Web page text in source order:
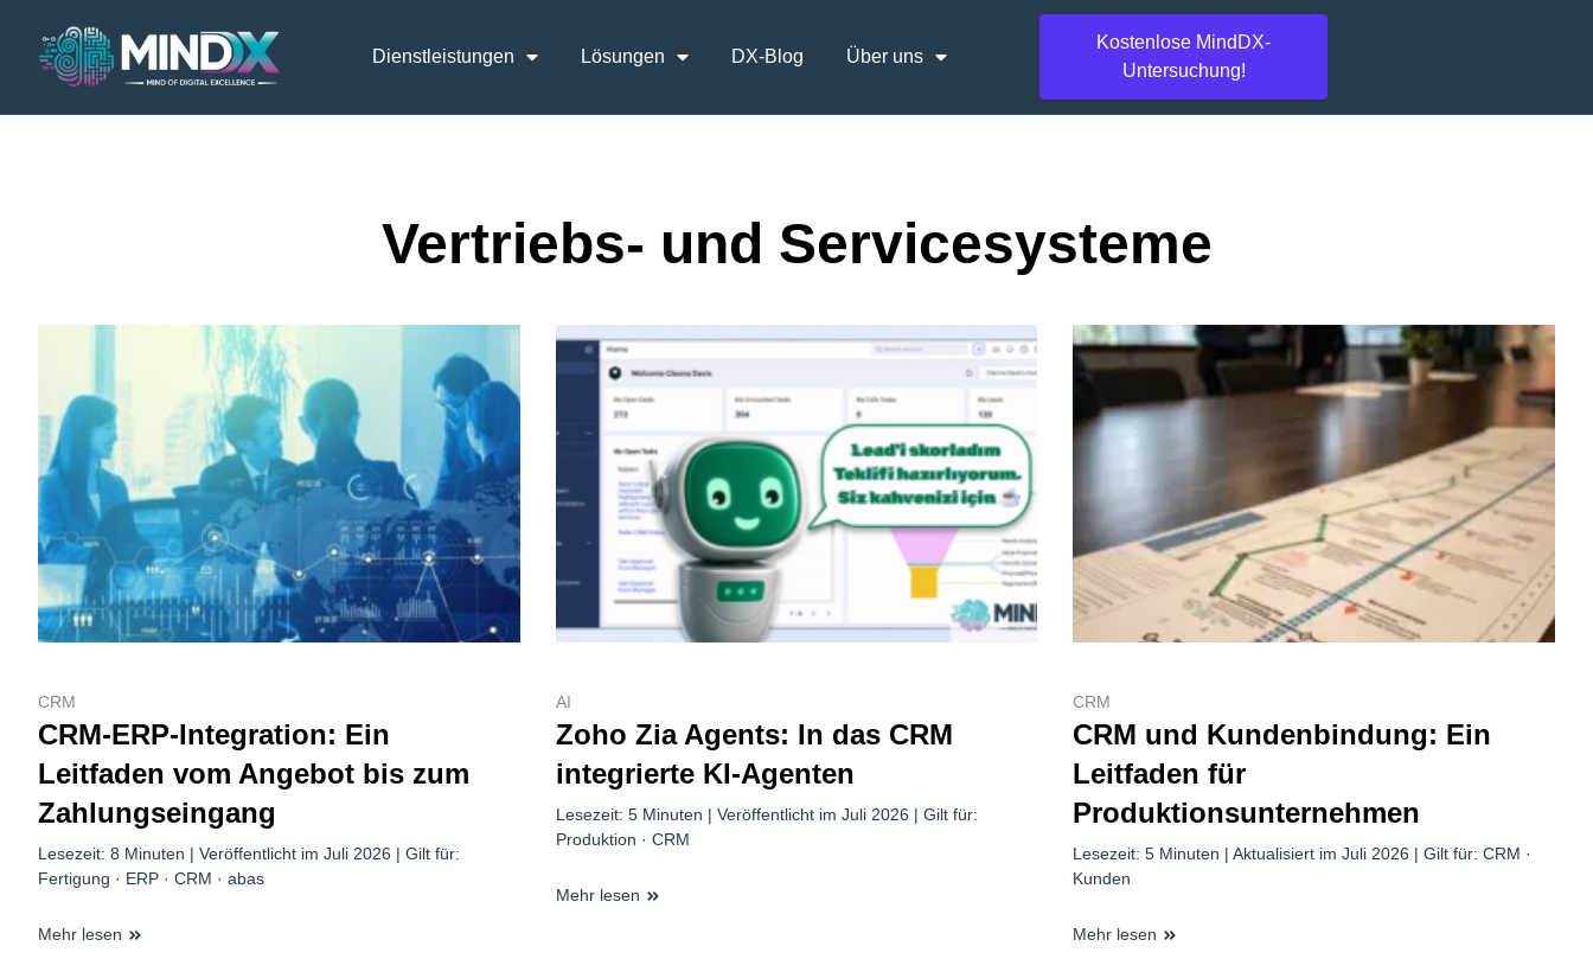
Dienstleistungen Lösungen DX-Blog Über uns
Kostenlose MindDX-
Untersuchung!
Vertriebs- und Servicesysteme
CRM
CRM-ERP-Integration: Ein
Leitfaden vom Angebot bis zum
Zahlungseingang
Lesezeit: 8 Minuten | Veröffentlicht im Juli 2026 | Gilt für:
Fertigung · ERP · CRM · abas
Mehr lesen
AI
Zoho Zia Agents: In das CRM
integrierte KI-Agenten
Lesezeit: 5 Minuten | Veröffentlicht im Juli 2026 | Gilt für:
Produktion · CRM
Mehr lesen
CRM
CRM und Kundenbindung: Ein
Leitfaden für
Produktionsunternehmen
Lesezeit: 5 Minuten | Aktualisiert im Juli 2026 | Gilt für: CRM ·
Kunden
Mehr lesen